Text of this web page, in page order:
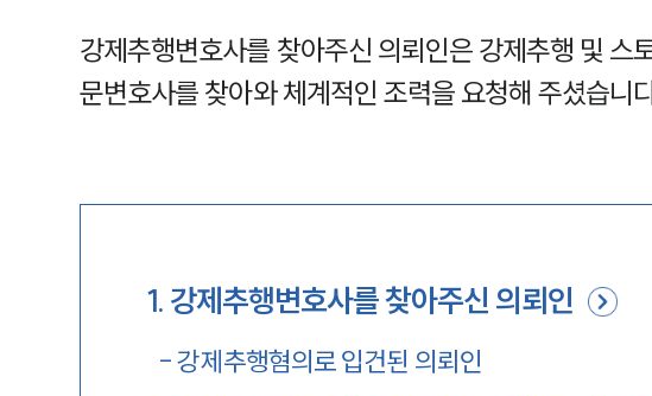
강제추행변호사를 찾아주신 의뢰인은 강제추행 및 스
문변호사를 찾아와 체계적인 조력을 요청해 주셨습니
1. 강제추행변호사를 찾아주신 의뢰인
-강제추행혐의로 입건된 의뢰인